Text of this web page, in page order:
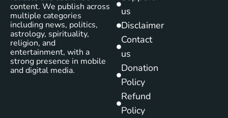
content. We publish across
multiple categories
including news, politics,
astrology, spirituality,
religion, and
entertainment, with a
strong presence in mobile
and digital media.
us
Disclaimer
Contact
us
Donation
Policy
Refund
Policy